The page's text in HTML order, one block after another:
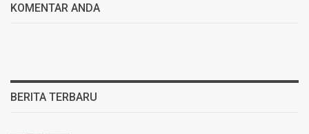
KOMENTAR ANDA
BERITA TERBARU